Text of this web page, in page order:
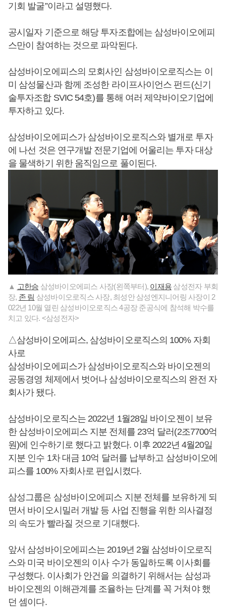
기회 발굴”이라고 설명했다.
공시일자 기준으로 해당 투자조합에는 삼성바이오에피
스만이 참여하는 것으로 파악된다.
삼성바이오에피스의 모회사인 삼성바이오로직스는 이
미 삼성물산과 함께 조성한 라이프사이언스 펀드(신기
술투자조합 SVIC 54호)를 통해 여러 제약바이오기업에
투자하고 있다.
삼성바이오에피스가 삼성바이오로직스와 별개로 투자
에 나선 것은 연구개발 전문기업에 어울리는 투자 대상
을 물색하기 위한 움직임으로 풀이된다.
▲ 고한승 삼성바이오에피스 사장(왼쪽부터), 이재용 삼성전자 부회
장, 존 림 삼성바이오로직스 사장, 최성안 삼성엔지니어링 사장이 2
022년 10월 열린 삼성바이오로직스 4공장 준공식에 참석해 박수를
치고 있다. <삼성전자>
△삼성바이오에피스, 삼성바이오로직스의 100% 자회
사로
삼성바이오에피스가 삼성바이오로직스와 바이오젠의
공동경영 체제에서 벗어나 삼성바이오로직스의 완전 자
회사가 됐다.
삼성바이오로직스는 2022년 1월28일 바이오젠이 보유
한 삼성바이오에피스 지분 전체를 23억 달러(2조7700억
원)에 인수하기로 했다고 밝혔다. 이후 2022년 4월20일
지분 인수 1차 대금 10억 달러를 납부하고 삼성바이오에
피스를 100% 자회사로 편입시켰다.
삼성그룹은 삼성바이오에피스 지분 전체를 보유하게 되
면서 바이오시밀러 개발 등 사업 진행을 위한 의사결정
의 속도가 빨라질 것으로 기대했다.
앞서 삼성바이오에피스는 2019년 2월 삼성바이오로직
스와 미국 바이오젠의 이사 수가 동일하도록 이사회를
구성했다. 이사회가 안건을 의결하기 위해서는 삼성과
바이오젠의 이해관계를 조율하는 단계를 꼭 거쳐야 했
던 셈이다.